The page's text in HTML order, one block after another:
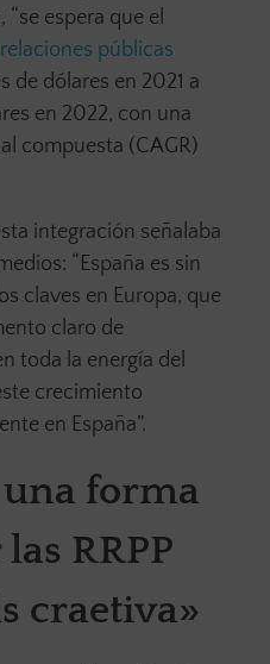
espera que el
relaciones públicas
de dólares en 2021 a
en 2022, con una
compuesta (CAGR)
integración señalaba
“España es sin
claves en Europa, que
claro de
toda la energía del
crecimiento
en España”.
una forma
RRPP
craetiva»